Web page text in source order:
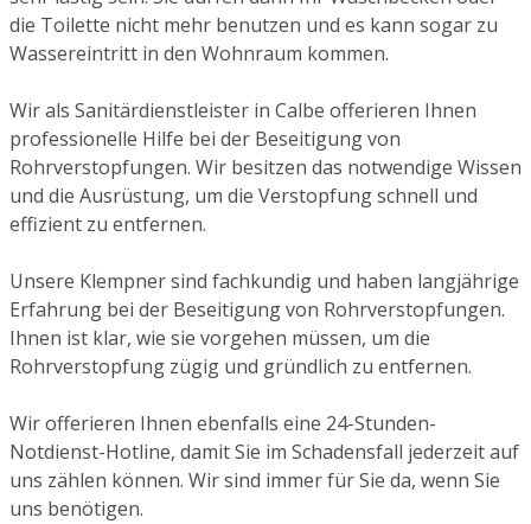
die Toilette nicht mehr benutzen und es kann sogar zu
Wassereintritt in den Wohnraum kommen.
Wir als Sanitärdienstleister in Calbe offerieren Ihnen
professionelle Hilfe bei der Beseitigung von
Rohrverstopfungen. Wir besitzen das notwendige Wissen
und die Ausrüstung, um die Verstopfung schnell und
effizient zu entfernen.
Unsere Klempner sind fachkundig und haben langjährige
Erfahrung bei der Beseitigung von Rohrverstopfungen.
Ihnen ist klar, wie sie vorgehen müssen, um die
Rohrverstopfung zügig und gründlich zu entfernen.
Wir offerieren Ihnen ebenfalls eine 24-Stunden-
Notdienst-Hotline, damit Sie im Schadensfall jederzeit auf
uns zählen können. Wir sind immer für Sie da, wenn Sie
uns benötigen.